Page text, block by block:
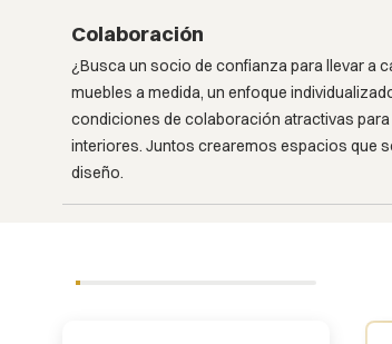
Colaboración
¿Busca un socio de confianza para llevar a
muebles a medida, un enfoque
condiciones de colaboración atractivas
interiores. Juntos crearemos espacios que
diseño.